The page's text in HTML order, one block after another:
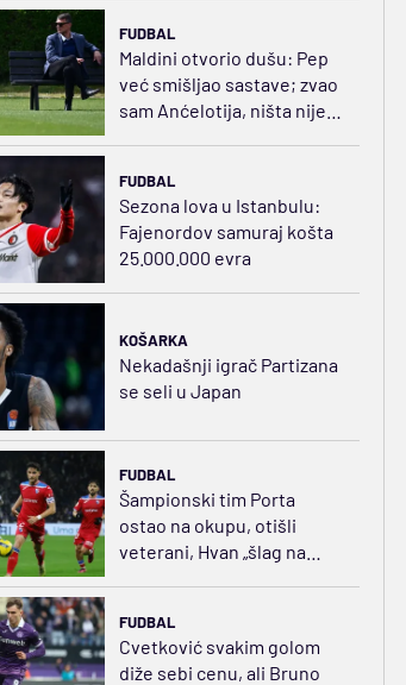
FUDBAL
Maldini otvorio dušu: Pep
već smišljao sastave; zvao
sam Anćelotija, ništa nije
FUDBAL
Sezona lova u Istanbulu:
Fajenordov samuraj košta
25.000.000 evra
KOŠARKA
Nekadašnji igrač Partizana
se seli u Japan
FUDBAL
Šampionski tim Porta
ostao na okupu, otišli
veterani, Hvan „šlag na
FUDBAL
Cvetković svakim golom
diže sebi cenu, ali Bruno